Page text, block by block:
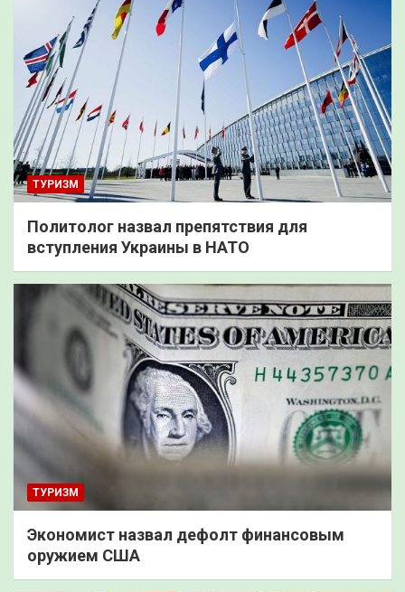
ТУРИЗМ
Политолог назвал препятствия для
вступления Украины в НАТО
ТУРИЗМ
Экономист назвал дефолт финансовым
оружием США